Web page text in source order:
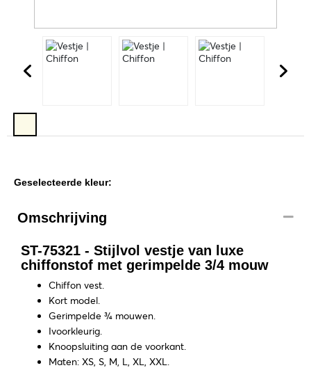
Geselecteerde kleur:
Omschrijving
ST-75321 - Stijlvol vestje van luxe
chiffonstof met gerimpelde 3/4 mouw
Chiffon vest.
Kort model.
Gerimpelde ¾ mouwen.
Ivoorkleurig.
Knoopsluiting aan de voorkant.
Maten: XS, S, M, L, XL, XXL.